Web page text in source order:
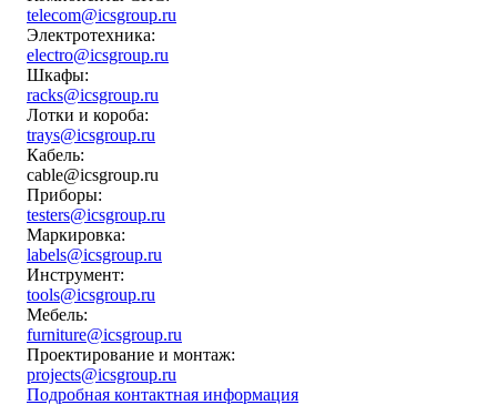
telecom@icsgroup.ru
Электротехника:
electro@icsgroup.ru
Шкафы:
racks@icsgroup.ru
Лотки и короба:
trays@icsgroup.ru
Кабель:
cable@icsgroup.ru
Приборы:
testers@icsgroup.ru
Маркировка:
labels@icsgroup.ru
Инструмент:
tools@icsgroup.ru
Мебель:
furniture@icsgroup.ru
Проектирование и монтаж:
projects@icsgroup.ru
Подробная контактная информация